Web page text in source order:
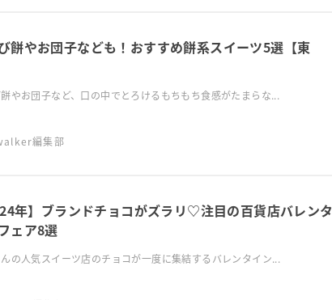
餅やお団子なども！おすすめ餅系スイーツ5選【東
やお団子など、口の中でとろけるもちもち食感がたまらな...
編集部
年】ブランドチョコがズラリ♡注目の百貨店バレンタ
ェア8選
の人気スイーツ店のチョコが一度に集結するバレンタイン...